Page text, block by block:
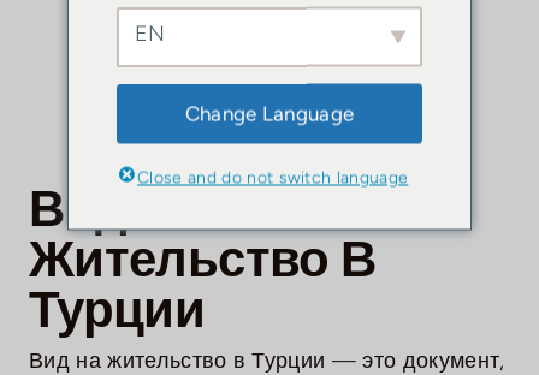
Турецкое
жительство
Путеводитель
по Турции
Инвестиции
Вид На
Жительство В
Турции
Вид на жительство в Турции — это документ,
EN
Change Language
Close and do not switch language